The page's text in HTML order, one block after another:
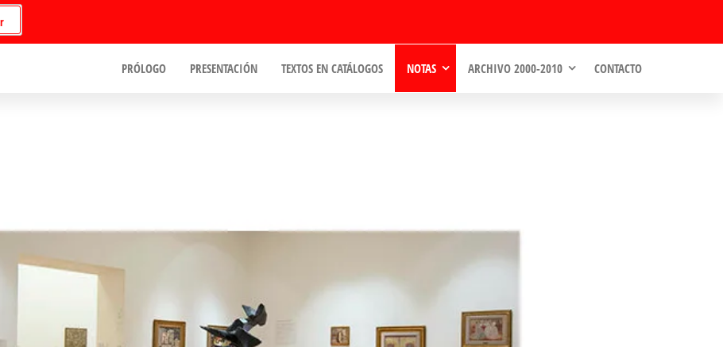
PRÓLOGO PRESENTACIÓN TEXTOS EN CATÁLOGOS NOTAS ARCHIVO 2000-2010 CONTACTO